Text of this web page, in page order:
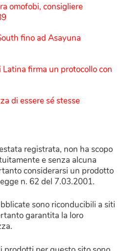
omofobi, consigliere
fino ad Asayuna
firma un protocollo con
di essere sé stesse
registrata, non ha scopo
e senza alcuna
considerarsi un prodotto
n. 62 del 7.03.2001.
sono riconducibili a siti
garantita la loro